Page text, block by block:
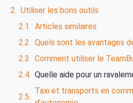
Utiliser les bons outils
Articles similaires
Quels sont les avantages
Comment utiliser le
Quelle aide pour un
Taxi et transports en